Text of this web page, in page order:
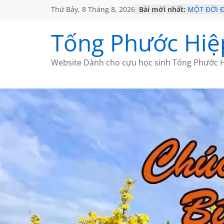
Thứ Bảy, 8 Tháng 8, 2026 Bài mới nhất: MỘT ĐỜI
CHÙM
GIÃ TỪ ĐÀ
HỌC SỬ
Tống Phước
Website Dành cho cựu học sinh Tống Phước